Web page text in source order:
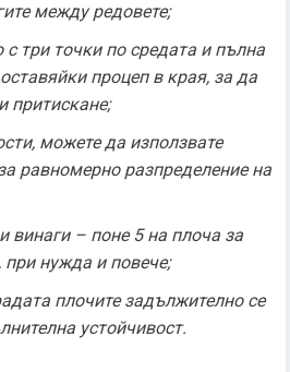
между редовете;
с три точки по средата и пълна
процеп в края, за да
притискане;
можете да използвате
равномерно разпределение на
винаги – поне 5 на плоча за
нужда и повече;
плочите задължително се
устойчивост.